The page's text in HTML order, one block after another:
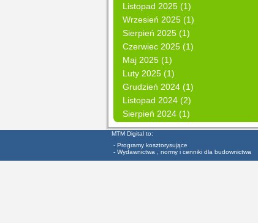
Listopad 2025 (1)
Wrzesień 2025 (1)
Sierpień 2025 (1)
Czerwiec 2025 (1)
Maj 2025 (1)
Luty 2025 (1)
Grudzień 2024 (1)
Listopad 2024 (2)
Sierpień 2024 (1)
MTM Digital to:
- Programy kosztorysujące
- Wydawnictwa , normy i cenniki dla budownictwa